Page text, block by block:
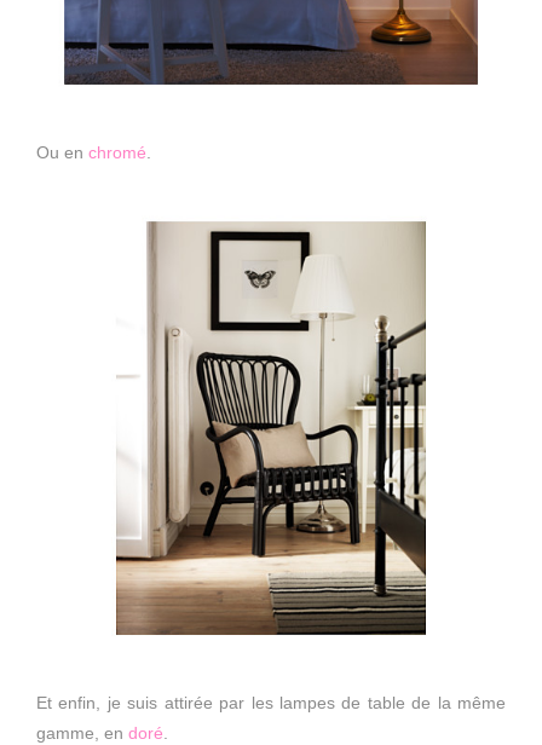
Ou en chromé
Et enfin, je suis attirée par les lampes de table de la même
gamme, en doré